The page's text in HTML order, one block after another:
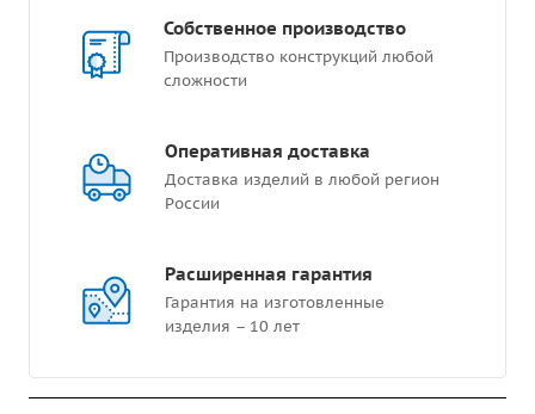
Собственное производство
Производство конструкций любой
сложности
Оперативная доставка
Доставка изделий в любой регион
России
Расширенная гарантия
Гарантия на изготовленные
изделия – 10 лет